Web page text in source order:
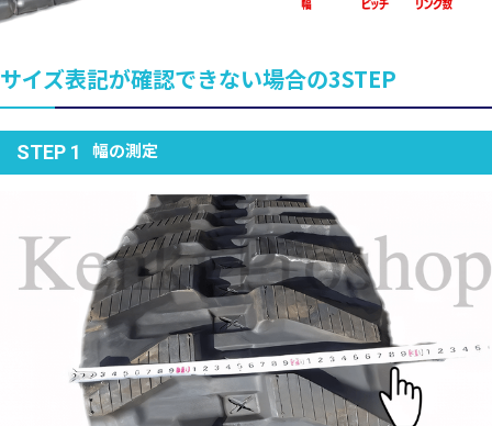
サイズ表記が確認できない場合の3STEP
STEP 1 幅の測定